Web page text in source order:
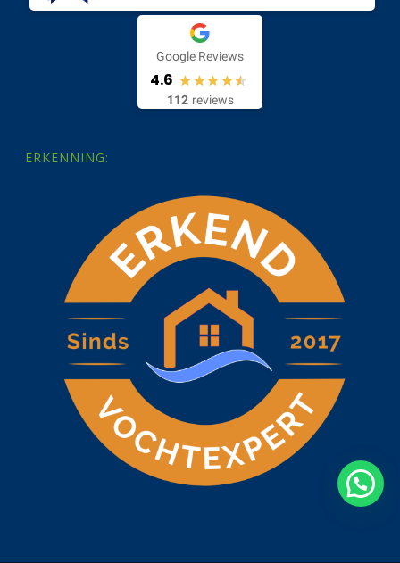
Google Reviews
4.6
112 reviews
ERKENNING: